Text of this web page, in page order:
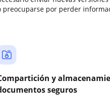
preocuparse por perder
y
seguros